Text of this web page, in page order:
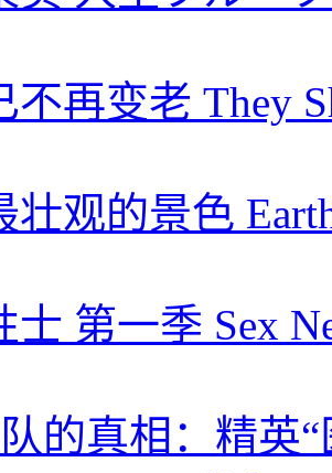
不再变老 They
观的景色
士 第一季 Sex
的真相：精英